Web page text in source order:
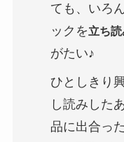
ても、いろ
ックを立ち読
がたい♪
ひとしきり
し読みした
品に出合っ